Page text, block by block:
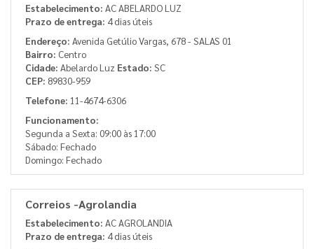
Estabelecimento: AC ABELARDO LUZ
Prazo de entrega: 4 dias úteis
Endereço: Avenida Getúlio Vargas, 678 - SALAS 01
Bairro: Centro
Cidade: Abelardo Luz Estado: SC
CEP: 89830-959
Telefone: 11-4674-6306
Funcionamento:
Segunda a Sexta: 09:00 às 17:00
Sábado: Fechado
Domingo: Fechado
Correios -Agrolandia
Estabelecimento: AC AGROLANDIA
Prazo de entrega: 4 dias úteis